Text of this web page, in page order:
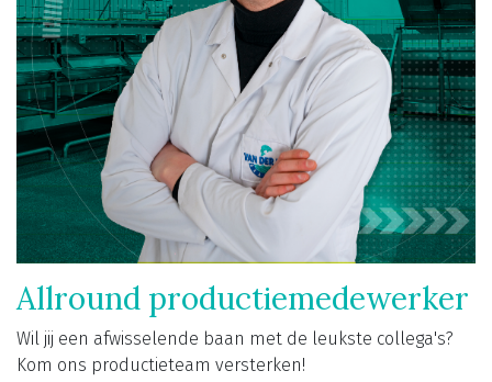
Allround productiemedewerker
Wil jij een afwisselende baan met de leukste collega's?
Kom ons productieteam versterken!